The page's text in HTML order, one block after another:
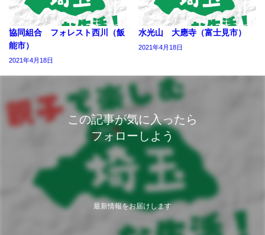
協同組合 フォレスト西川（飯
能市）
2021年4月18日
水光山 大應寺（富士見市）
2021年4月18日
この記事が気に入ったら
フォローしよう
最新情報をお届けします